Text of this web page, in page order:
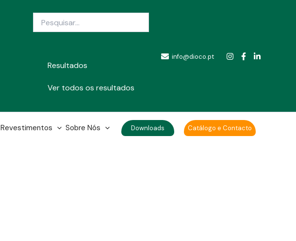
Resultados
Ver todos os resultados
info@dioco.pt
Revestimentos Sobre Nós Downloads Catálogo e Contacto